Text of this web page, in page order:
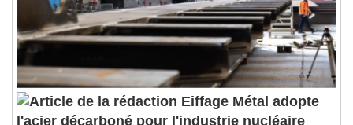
Eiffage Métal adopte